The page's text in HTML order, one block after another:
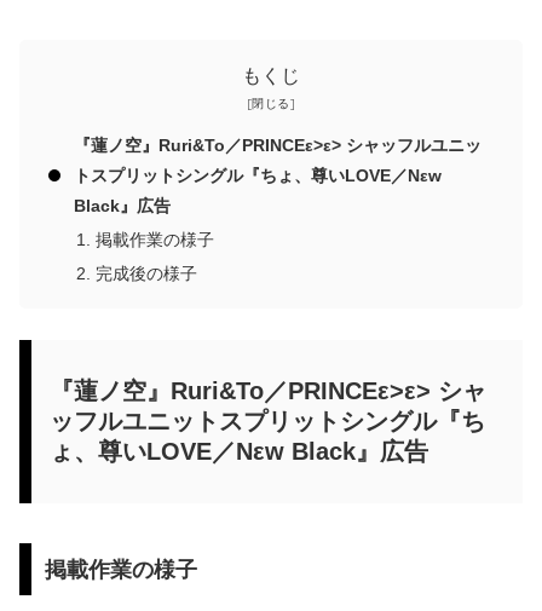
もくじ
『蓮ノ空』Ruri&To／PRINCEε>ε> シャッフルユニッ
トスプリットシングル『ちょ、尊いLOVE／Nεw
Black』広告
掲載作業の様子
完成後の様子
『蓮ノ空』Ruri&To／PRINCEε>ε> シャ
ッフルユニットスプリットシングル『ち
ょ、尊いLOVE／Nεw Black』広告
掲載作業の様子